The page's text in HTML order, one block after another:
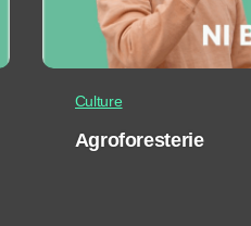
Culture
Agroforesterie